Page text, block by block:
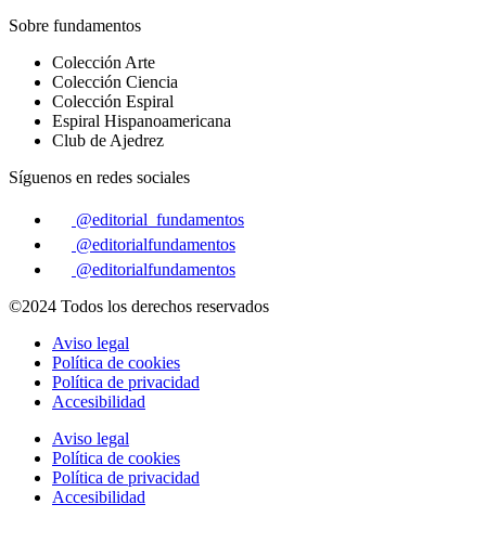
Sobre fundamentos
Colección Arte
Colección Ciencia
Colección Espiral
Espiral Hispanoamericana
Club de Ajedrez
Síguenos en redes sociales
@editorial_fundamentos
@editorialfundamentos
@editorialfundamentos
©2024 Todos los derechos reservados
Aviso legal
Política de cookies
Política de privacidad
Accesibilidad
Aviso legal
Política de cookies
Política de privacidad
Accesibilidad